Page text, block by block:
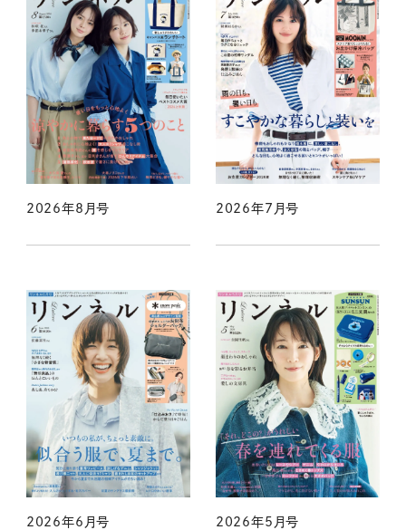
2026年8月号 2026年7月号
2026年6月号 2026年5月号